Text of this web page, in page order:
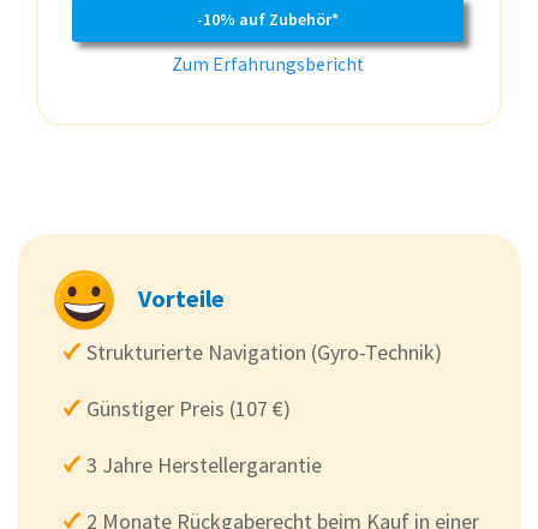
-10% auf Zubehör*
Zum Erfahrungsbericht
Vorteile
Strukturierte Navigation (Gyro-Technik)
Günstiger Preis (107 €)
3 Jahre Herstellergarantie
2 Monate Rückgaberecht beim Kauf in einer